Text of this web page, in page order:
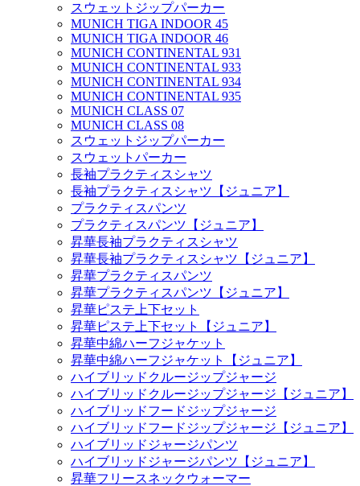
スウェットジップパーカー
MUNICH TIGA INDOOR 45
MUNICH TIGA INDOOR 46
MUNICH CONTINENTAL 931
MUNICH CONTINENTAL 933
MUNICH CONTINENTAL 934
MUNICH CONTINENTAL 935
MUNICH CLASS 07
MUNICH CLASS 08
スウェットジップパーカー
スウェットパーカー
長袖プラクティスシャツ
長袖プラクティスシャツ【ジュニア】
プラクティスパンツ
プラクティスパンツ【ジュニア】
昇華長袖プラクティスシャツ
昇華長袖プラクティスシャツ【ジュニア】
昇華プラクティスパンツ
昇華プラクティスパンツ【ジュニア】
昇華ピステ上下セット
昇華ピステ上下セット【ジュニア】
昇華中綿ハーフジャケット
昇華中綿ハーフジャケット【ジュニア】
ハイブリッドクルージップジャージ
ハイブリッドクルージップジャージ【ジュニア】
ハイブリッドフードジップジャージ
ハイブリッドフードジップジャージ【ジュニア】
ハイブリッドジャージパンツ
ハイブリッドジャージパンツ【ジュニア】
昇華フリースネックウォーマー